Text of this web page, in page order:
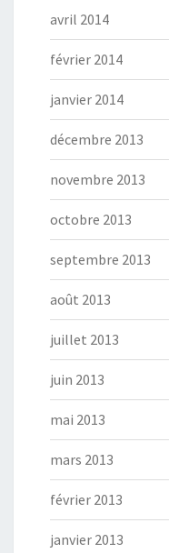
avril 2014
février 2014
janvier 2014
décembre 2013
novembre 2013
octobre 2013
septembre 2013
août 2013
juillet 2013
juin 2013
mai 2013
mars 2013
février 2013
janvier 2013